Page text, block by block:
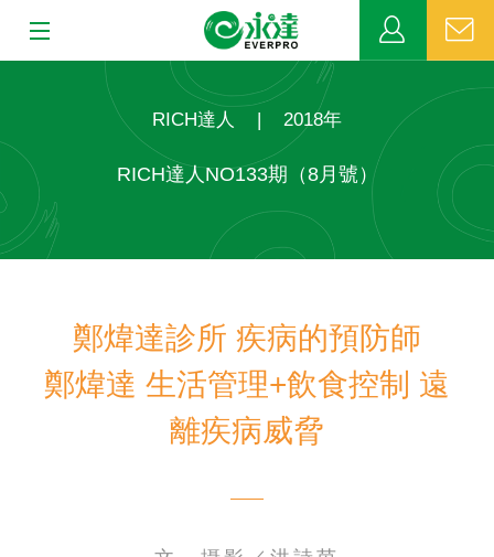
MDRT
公益活動
客戶服務
RICH達人 | 2018年
RICH達人NO133期（8月號）
鄭煒達診所 疾病的預防師
鄭煒達 生活管理+飲食控制 遠
離疾病威脅